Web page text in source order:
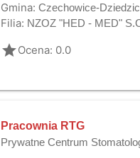
Gmina: Czechowice-
Filia: NZOZ "HED - MED"
gradeOcena: 0.0
Pracownia RTG
Prywatne Centrum